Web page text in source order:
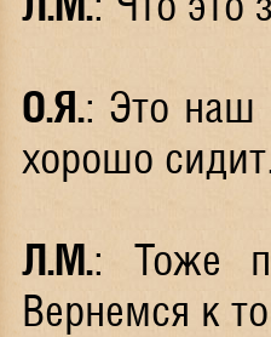
О.Я.: Это наш
хорошо
Л.М.: Тоже
Вернемся к